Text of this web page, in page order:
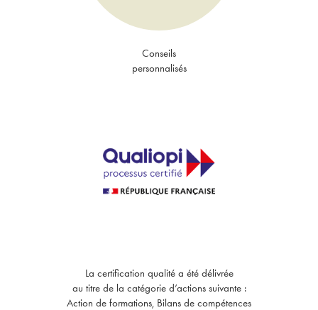
Conseils
personnalisés
La certification qualité a été délivrée
au titre de la catégorie d’actions suivante :
Action de formations, Bilans de compétences